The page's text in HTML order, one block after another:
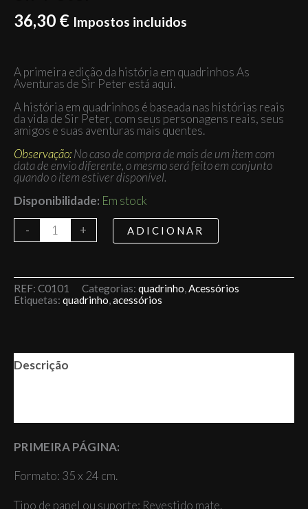
36,30 € Impostos incluidos
A primeira edição da história em quadrinhos As
Aventuras de Sir Peter está aqui.
A história em quadrinhos é baseada nas histórias reais
da vida de Sir Peter, com seus personagens reais, seus
amigos e suas aventuras mais quentes.
Observação:No caso de compra de mais de um item com
data de envio diferente, o mesmo será feito em conjunto
quando o item estiver disponível.
Disponibilidade: Em stock
- + ADICIONAR
REF: C0101 Categorias: quadrinho,Acessórios
Etiquetas: quadrinho,acessórios
Descrição
PRIMEIRA PÁGINA:
Formato: 35 x 24 cm.
Tipo de papel ou suporte: Revestido mate.